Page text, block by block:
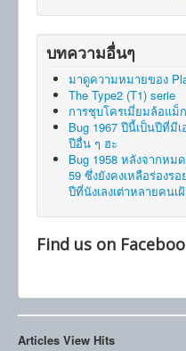
บทความอื่นๆ
มาดูความหมายของ
The Type2 (T1) serie
การชุบโครเมี่ยมล้อแม็ก
Bug 1967 ปีนี้เป็นปีที่มี
ปีอื่น ๆ ฮะ
Bug 1958 หลังจากหม
59 ซึ่งยังคงเหลือร่องร
ปีที่นังเลงเต่าหลายคนเ
Find us on
Articles View Hits